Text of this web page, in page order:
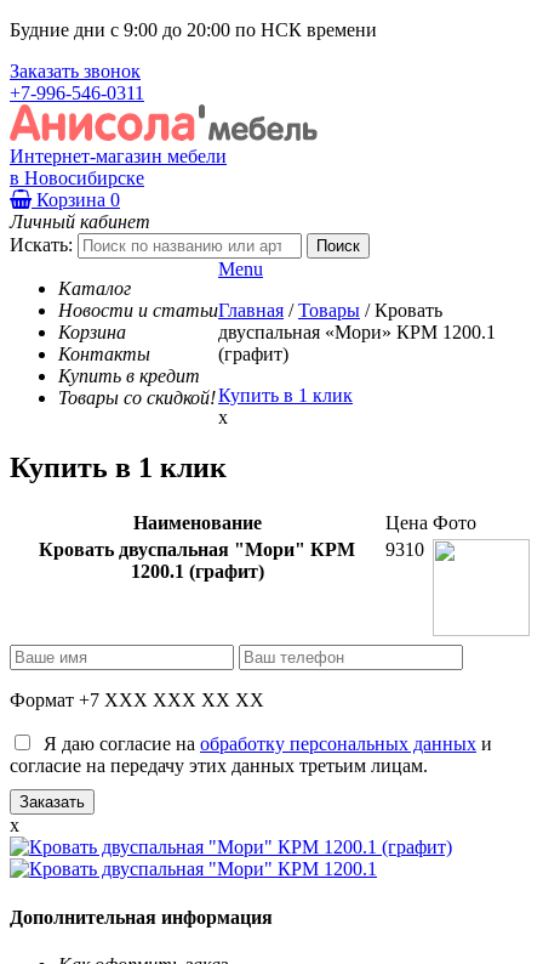
Будние дни с 9:00 до 20:00 по НСК времени
Заказать звонок
+7-996-546-0311
Интернет-магазин мебели
в Новосибирске
Корзина 0
Личный кабинет
Искать:
Каталог
Новости и статьи
Корзина
Контакты
Купить в кредит
Товары со скидкой!
Menu
Главная / Товары / Кровать
двуспальная «Мори» КРМ 1200.1
(графит)
Купить в 1 клик
x
Купить в 1 клик
Наименование Цена Фото
Кровать двуспальная "Мори" КРМ
1200.1 (графит)
9310
Формат +7 XXX XXX XX XX
Я даю согласие на обработку персональных данных и
согласие на передачу этих данных третьим лицам.
x
Дополнительная информация